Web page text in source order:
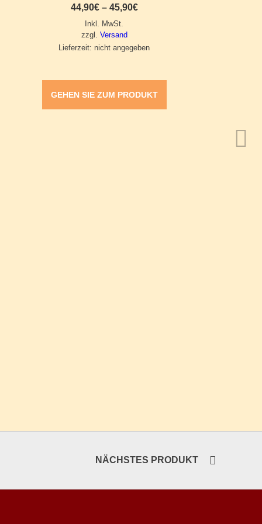
44,90€ – 45,90€Preisspanne:
Inkl. MwSt.
zzgl. Versand
Lieferzeit: nicht angegeben
GEHEN SIE ZUM PRODUKT
NÄCHSTES PRODUKT